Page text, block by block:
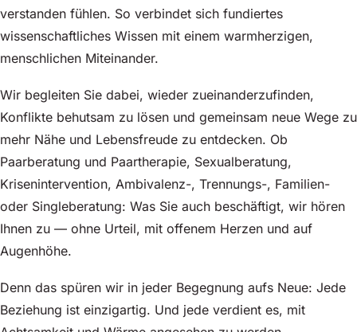
verstanden fühlen. So verbindet sich fundiertes
wissenschaftliches Wissen mit einem warmherzigen,
menschlichen Miteinander.
Wir begleiten Sie dabei, wieder zueinanderzufinden,
Konflikte behutsam zu lösen und gemeinsam neue Wege zu
mehr Nähe und Lebensfreude zu entdecken. Ob
Paarberatung und Paartherapie, Sexualberatung,
Krisenintervention, Ambivalenz-, Trennungs-, Familien-
oder Singleberatung: Was Sie auch beschäftigt, wir hören
Ihnen zu — ohne Urteil, mit offenem Herzen und auf
Augenhöhe.
Denn das spüren wir in jeder Begegnung aufs Neue: Jede
Beziehung ist einzigartig. Und jede verdient es, mit